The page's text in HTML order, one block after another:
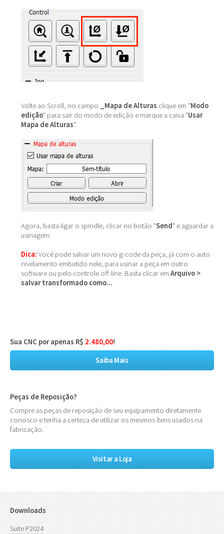
Volte ao Scroll, no campo _Mapa de Alturas clique em "Modo
edição" para sair do modo de edição e marque a caixa "Usar
Mapa de Alturas".
Agora, basta ligar o spindle, clicar no botão "Send" e aguardar a
usinagem.
Dica: Você pode salvar um novo g-code da peça, já com o auto
nivelamento embutido nele, para usinar a peça em outro
software ou pelo controle off-line. Basta clicar em Arquivo >
salvar transformado como...
Sua CNC por apenas R$ 2.480,00!
Saiba Mais
Peças de Reposição?
Compre as peças de reposição de seu equipamento diretamente
conosco e tenha a certeza de utilizar os mesmos ítens usados na
fabricação.
Visitar a Loja
Downloads
Suite P2024